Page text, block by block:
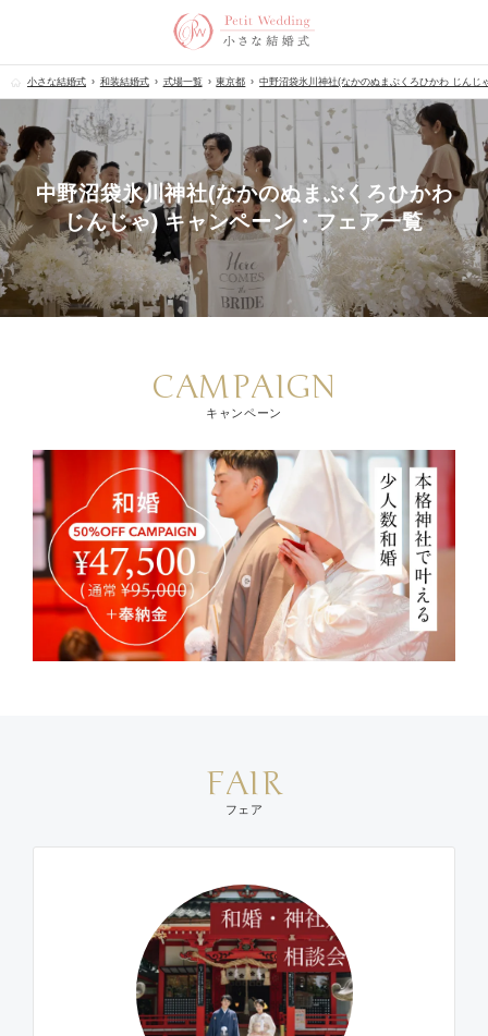
小さな結婚式 和装結婚式 式場一覧 東京都 中野沼袋氷川神社(なかのぬまぶくろひかわ じんじ
中野沼袋氷川神社(なかのぬまぶくろひかわ
じんじゃ) キャンペーン・フェア一覧
CAMPAIGN
キャンペーン
FAIR
フェア